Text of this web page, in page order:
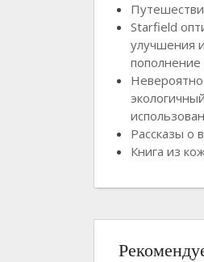
Starfield
улучшения
пополнение
Рассказы о
Книга из